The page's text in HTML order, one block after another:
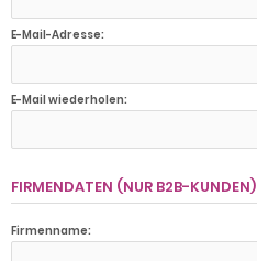
E-Mail-Adresse:
E-Mail wiederholen:
FIRMENDATEN (NUR B2B-KUNDEN)
Firmenname: